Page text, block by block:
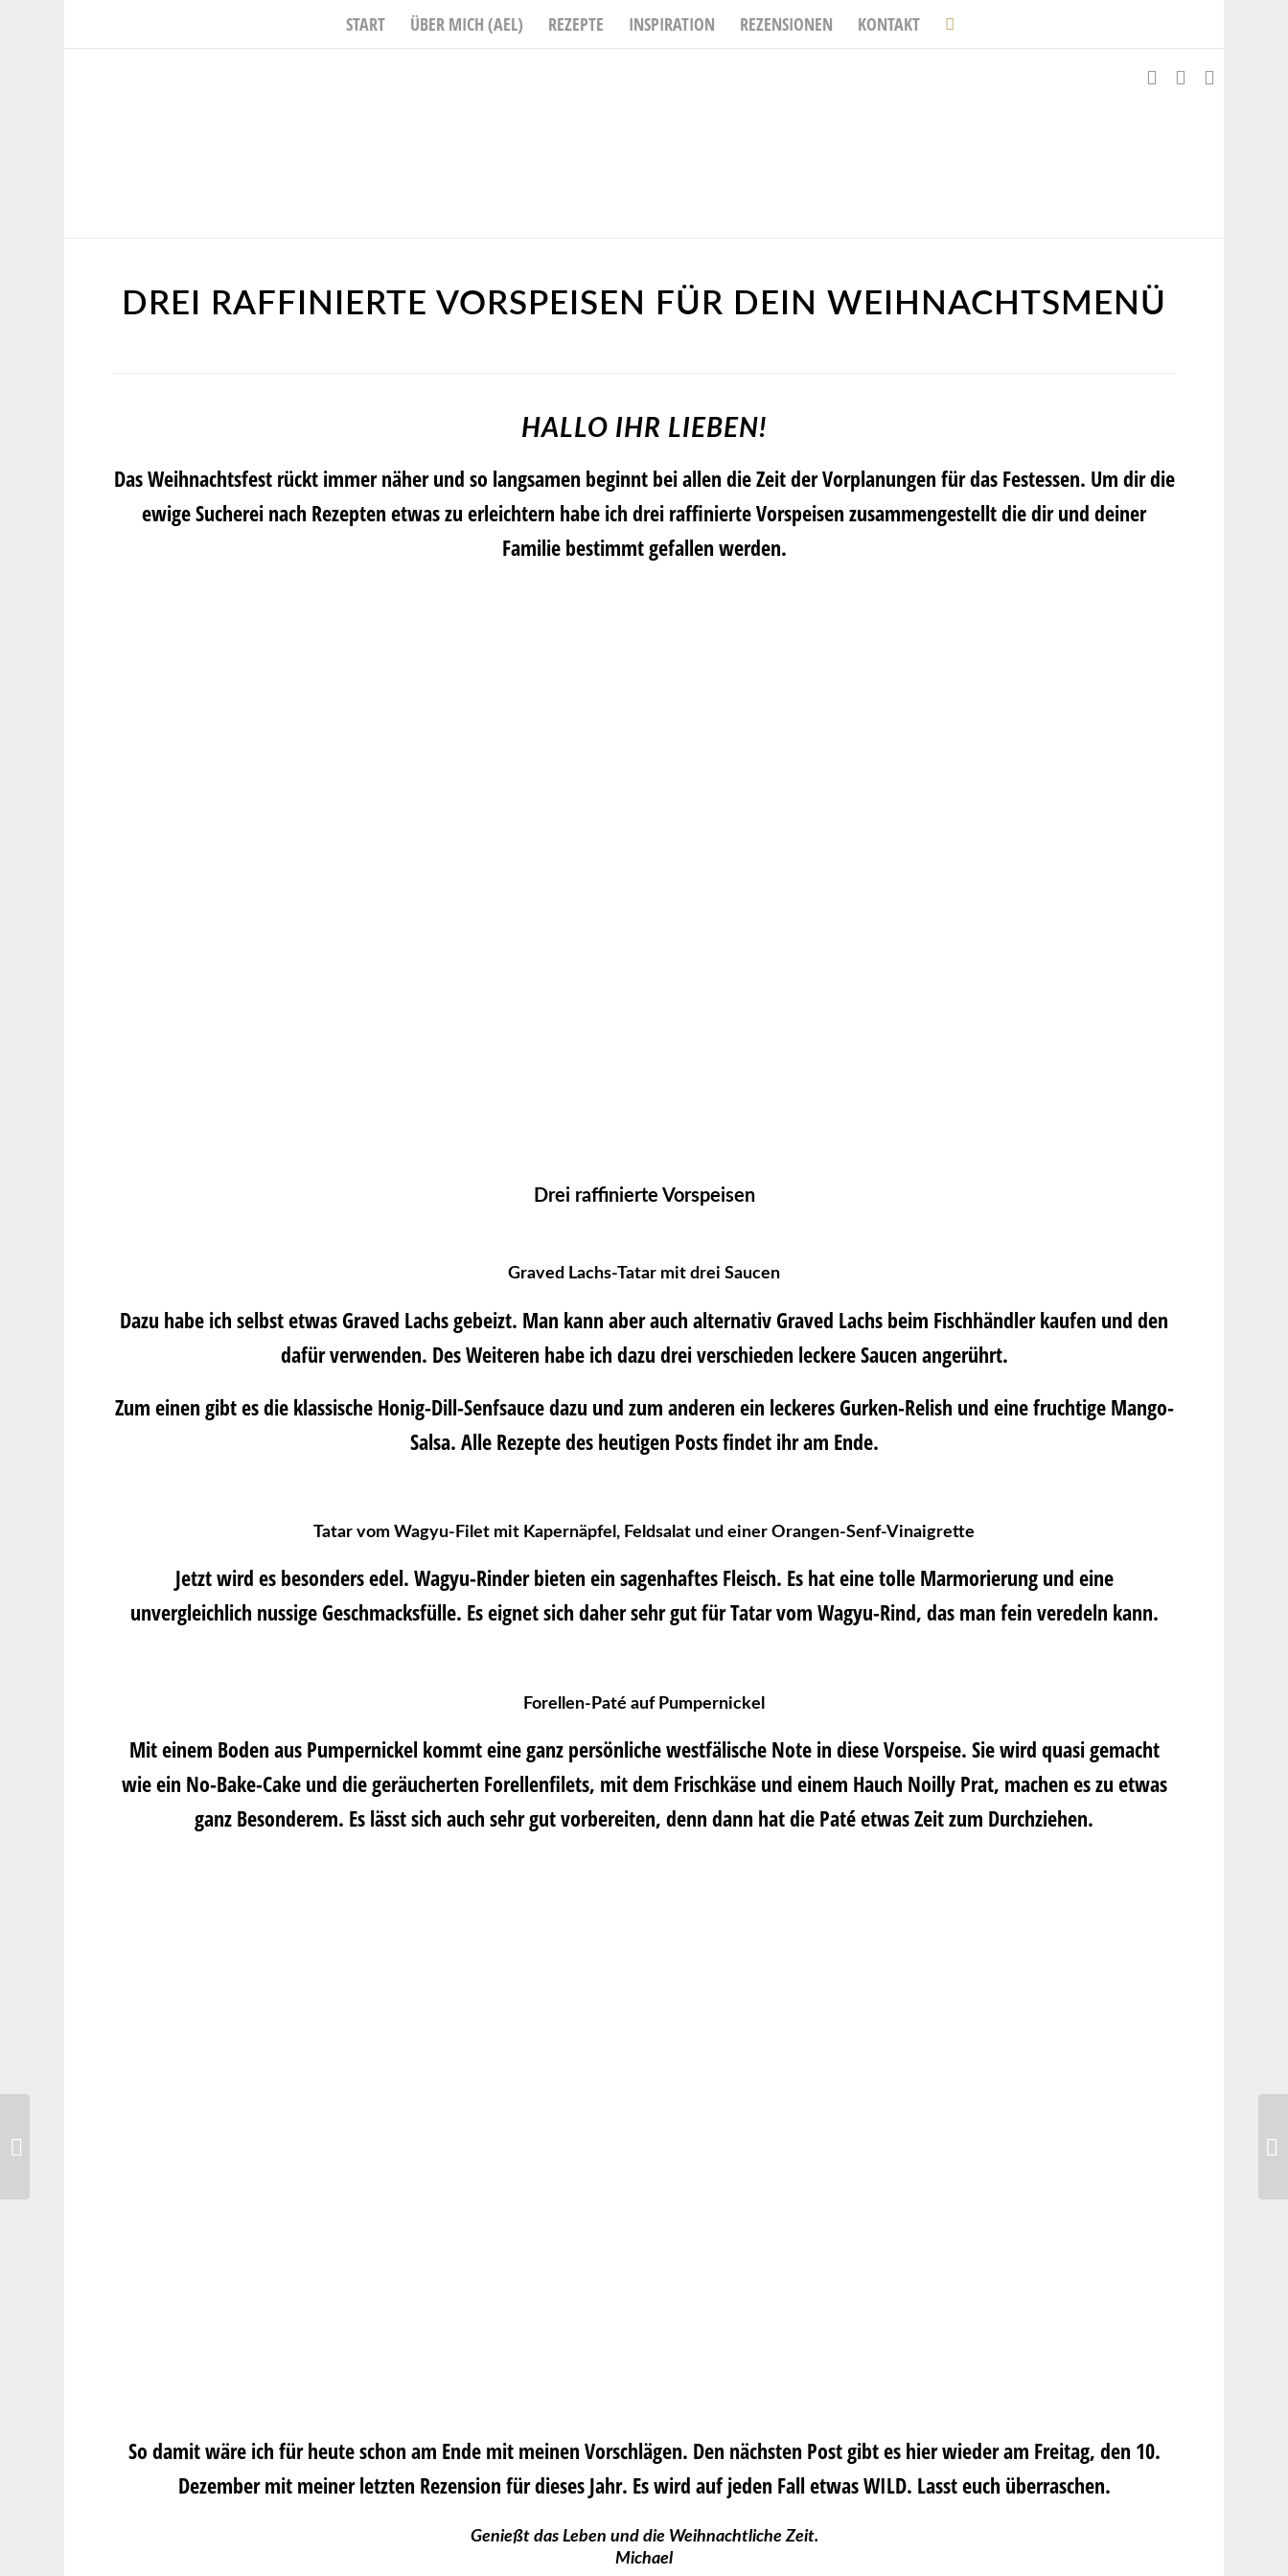
START ÜBER MICH (AEL) REZEPTE INSPIRATION REZENSIONEN KONTAKT
DREI RAFFINIERTE VORSPEISEN FÜR DEIN WEIHNACHTSMENÜ
HALLO IHR LIEBEN!
Das Weihnachtsfest rückt immer näher und so langsamen beginnt bei allen die Zeit der Vorplanungen für das Festessen. Um dir die
ewige Sucherei nach Rezepten etwas zu erleichtern habe ich drei raffinierte Vorspeisen zusammengestellt die dir und deiner
Familie bestimmt gefallen werden.
Drei raffinierte Vorspeisen
Graved Lachs-Tatar mit drei Saucen
Dazu habe ich selbst etwas Graved Lachs gebeizt. Man kann aber auch alternativ Graved Lachs beim Fischhändler kaufen und den
dafür verwenden. Des Weiteren habe ich dazu drei verschieden leckere Saucen angerührt.
Zum einen gibt es die klassische Honig-Dill-Senfsauce dazu und zum anderen ein leckeres Gurken-Relish und eine fruchtige Mango-
Salsa. Alle Rezepte des heutigen Posts findet ihr am Ende.
Tatar vom Wagyu-Filet mit Kapernäpfel, Feldsalat und einer Orangen-Senf-Vinaigrette
Jetzt wird es besonders edel. Wagyu-Rinder bieten ein sagenhaftes Fleisch. Es hat eine tolle Marmorierung und eine
unvergleichlich nussige Geschmacksfülle. Es eignet sich daher sehr gut für Tatar vom Wagyu-Rind, das man fein veredeln kann.
Forellen-Paté auf Pumpernickel
Mit einem Boden aus Pumpernickel kommt eine ganz persönliche westfälische Note in diese Vorspeise. Sie wird quasi gemacht
wie ein No-Bake-Cake und die geräucherten Forellenfilets, mit dem Frischkäse und einem Hauch Noilly Prat, machen es zu etwas
ganz Besonderem. Es lässt sich auch sehr gut vorbereiten, denn dann hat die Paté etwas Zeit zum Durchziehen.
So damit wäre ich für heute schon am Ende mit meinen Vorschlägen. Den nächsten Post gibt es hier wieder am Freitag, den 10.
Dezember mit meiner letzten Rezension für dieses Jahr. Es wird auf jeden Fall etwas WILD. Lasst euch überraschen.
Genießt das Leben und die Weihnachtliche Zeit.
Michael